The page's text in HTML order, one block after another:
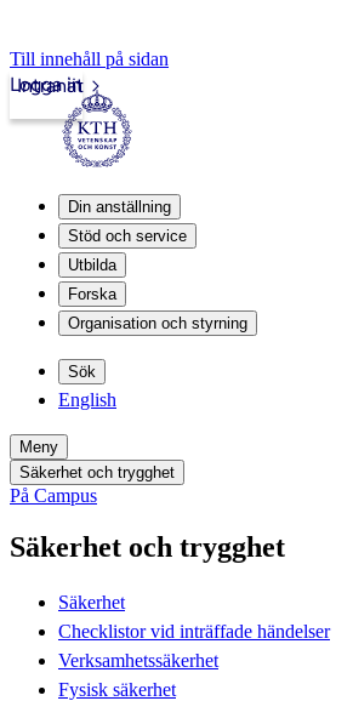
Till innehåll på sidan
Intranät
Logga in
Din anställning
Stöd och service
Utbilda
Forska
Organisation och styrning
Sök
English
Meny
Säkerhet och trygghet
På Campus
Säkerhet och trygghet
Säkerhet
Checklistor vid inträffade händelser
Verksamhetssäkerhet
Fysisk säkerhet